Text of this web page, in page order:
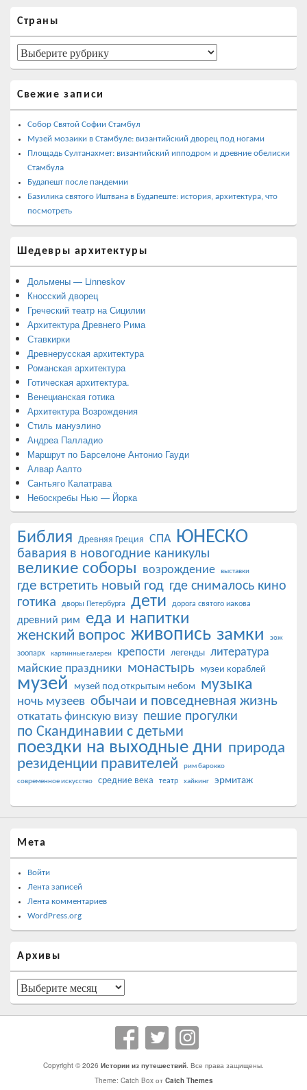
основной
боковой
панели
Страны
Страны
Свежие записи
Собор Святой Софии Стамбул
Музей мозаики в Стамбуле: византийский дворец под ногами
Площадь Султанахмет: византийский ипподром и древние обелиски
Стамбула
Будапешт после пандемии
Базилика святого Иштвана в Будапеште: история, архитектура, что
посмотреть
Шедевры архитектуры
Дольмены — Linneskov
Кносский дворец
Греческий театр на Сицилии
Архитектура Древнего Рима
Ставкирки
Древнерусская архитектура
Романская архитектура
Готическая архитектура.
Венецианская готика
Архитектура Возрождения
Стиль мануэлино
Андреа Палладио
Маршрут по Барселоне Антонио Гауди
Алвар Аалто
Сантьяго Калатрава
Небоскребы Нью — Йорка
Библия Древняя Греция СПА ЮНЕСКО
бавария в новогодние каникулы
великие соборы возрождение выставки
где встретить новый год где снималось кино
готика дворы Петербурга дети дорога святого иакова
древний рим еда и напитки
женский вопрос живопись замки зож
зоопарк картинные галереи крепости легенды литература
майские праздники монастырь музеи кораблей
музей музей под открытым небом музыка
ночь музеев обычаи и повседневная жизнь
откатать финскую визу пешие прогулки
по Скандинавии с детьми
поездки на выходные дни природа
резиденции правителей
рим барокко
современное искусство
средние века театр хайкинг эрмитаж
Мета
Войти
Лента записей
Лента комментариев
WordPress.org
Архивы
Архивы
Copyright © 2026 Истории из путешествий . Все права защищены.
Theme: Catch Box от Catch Themes